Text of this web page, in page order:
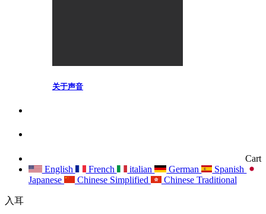
关于声音
Cart
English
French italian German
Spanish
Japanese
Chinese Simplified Chinese Traditional
入耳